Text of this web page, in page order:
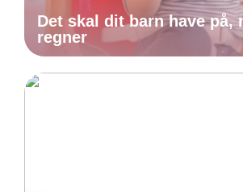
Det skal dit barn have på,
regner